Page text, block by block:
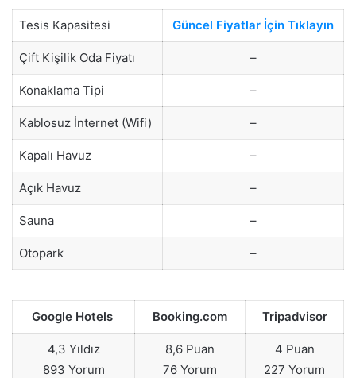
Tesis Kapasitesi Güncel Fiyatlar İçin Tıklayın
Çift Kişilik Oda Fiyatı –
Konaklama Tipi –
Kablosuz İnternet (Wifi) –
Kapalı Havuz –
Açık Havuz –
Sauna –
Otopark –
Google Hotels Booking.com Tripadvisor
4,3 Yıldız
893 Yorum
8,6 Puan
76 Yorum
4 Puan
227 Yorum